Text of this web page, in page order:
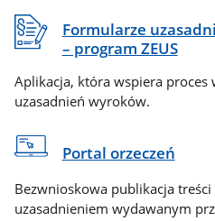
Formularze
– program ZEUS
Aplikacja, która wspiera proces
uzasadnień wyroków.
Portal orzeczeń
Bezwnioskowa publikacja treści
uzasadnieniem wydawanym